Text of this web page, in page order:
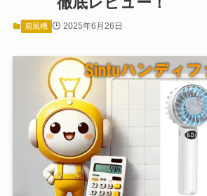
扇風機 2025年6月26日